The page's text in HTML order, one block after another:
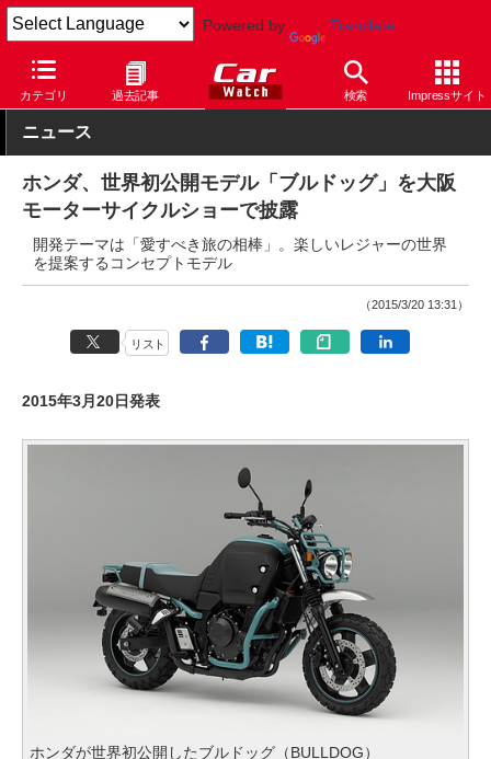
Powered by Translate
カテゴリ 過去記事 検索 Impressサイト
Car Watch 自動車 ホンダ コンセプトカー
ニュース
ホンダ、世界初公開モデル「ブルドッグ」を大阪
モーターサイクルショーで披露
開発テーマは「愛すべき旅の相棒」。楽しいレジャーの世界
を提案するコンセプトモデル
（2015/3/20 13:31）
リスト
2015年3月20日発表
ホンダが世界初公開したブルドッグ（BULLDOG）